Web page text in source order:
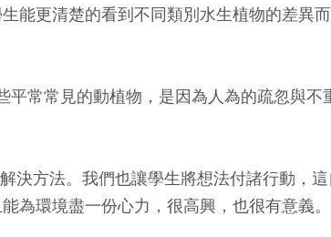
更清楚的看到不同類別水生植物的差異
常見的動植物，是因為人為的疏忽與不
方法。我們也讓學生將想法付諸行動，這
為環境盡一份心力，很高興，也很有意義。